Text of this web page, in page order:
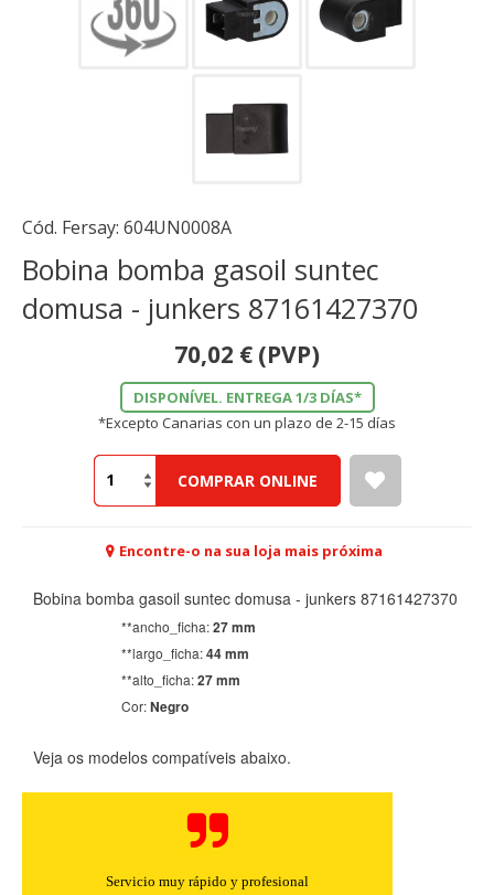
Cód. Fersay: 604UN0008A
Bobina bomba gasoil suntec
domusa - junkers 87161427370
70,02 € (PVP)
DISPONÍVEL. ENTREGA 1/3 DÍAS*
*Excepto Canarias con un plazo de 2-15 días
COMPRAR ONLINE
Encontre-o na sua loja mais próxima
Bobina bomba gasoil suntec domusa - junkers 87161427370
**ancho_ficha:27 mm
**largo_ficha:44 mm
**alto_ficha:27 mm
Cor:Negro
Veja os modelos compatíveis abaixo.
Servicio muy rápido y profesional
HABILITAR TODO RECHAZAR TODO
Cookies necesarias